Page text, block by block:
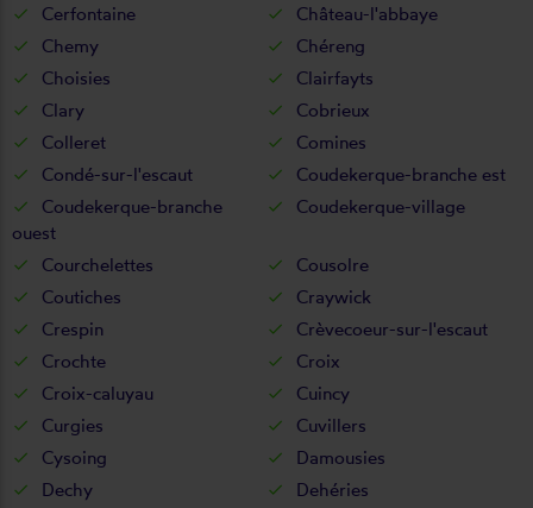
Cerfontaine
Château-l'abbaye
Chemy
Chéreng
Choisies
Clairfayts
Clary
Cobrieux
Colleret
Comines
Condé-sur-l'escaut
Coudekerque-branche est
Coudekerque-branche
ouest
Coudekerque-village
Courchelettes
Cousolre
Coutiches
Craywick
Crespin
Crèvecoeur-sur-l'escaut
Crochte
Croix
Croix-caluyau
Cuincy
Curgies
Cuvillers
Cysoing
Damousies
Dechy
Dehéries